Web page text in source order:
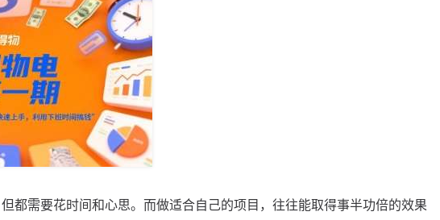
都需要花时间和心思。而做适合自己的项目，往往能取得事半功倍的效果